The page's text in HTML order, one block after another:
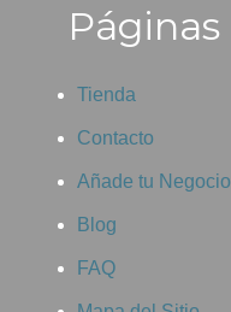
Páginas
Tienda
Contacto
Añade tu Negocio
Blog
FAQ